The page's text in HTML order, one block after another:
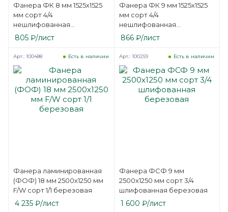
Фанера ФК 8 мм 1525х1525
мм сорт 4/4
нешлифованная
березовая
805 ₽/лист
Фанера ФК 9 мм 1525х1525
мм сорт 4/4
нешлифованная
березовая
866₽/лист
Фанера ламинированная
(ФОФ) 18 мм 2500х1250 мм
F/W сорт 1/1 березовая
Есть в наличии
Арт.: 100488
4 235 ₽/лист
Фанера ФСФ 9 мм
2500х1250 мм сорт 3/4
шлифованная березовая
Есть в наличии
Арт.: 100259
1 600 ₽/лист